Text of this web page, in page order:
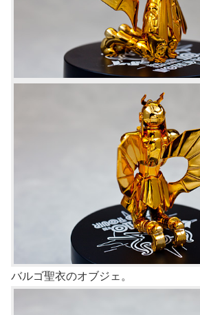
バルゴ聖衣のオブジェ。